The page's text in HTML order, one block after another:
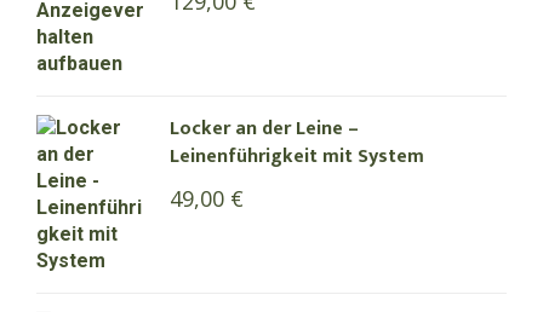
Locker an der Leine –
Leinenführigkeit mit System
49,00 €